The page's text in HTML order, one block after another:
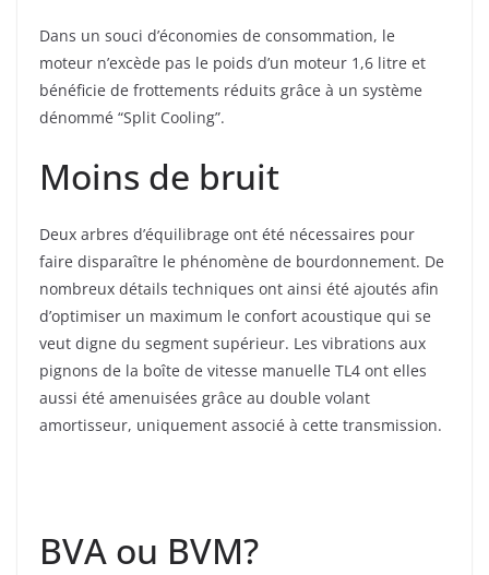
Dans un souci d’économies de consommation, le
moteur n’excède pas le poids d’un moteur 1,6 litre et
bénéficie de frottements réduits grâce à un système
dénommé “Split Cooling”.
Moins de bruit
Deux arbres d’équilibrage ont été nécessaires pour
faire disparaître le phénomène de bourdonnement. De
nombreux détails techniques ont ainsi été ajoutés afin
d’optimiser un maximum le confort acoustique qui se
veut digne du segment supérieur. Les vibrations aux
pignons de la boîte de vitesse manuelle TL4 ont elles
aussi été amenuisées grâce au double volant
amortisseur, uniquement associé à cette transmission.
BVA ou BVM?